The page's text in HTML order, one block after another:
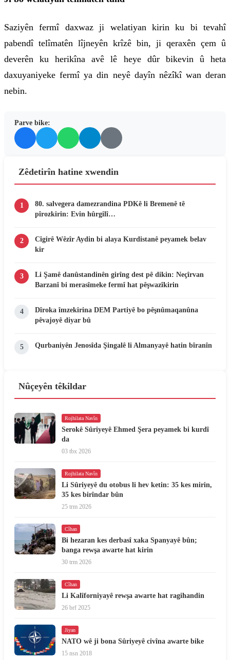
Saziyên fermî daxwaz ji welatiyan kirin ku bi tevahî
pabendî telîmatên lîjneyên krîzê bin, ji qeraxên çem û
deverên ku herikîna avê lê heye dûr bikevin û heta
daxuyaniyeke fermî ya din neyê dayîn nêzîkî wan deran
nebin.
Parve bike:
Zêdetirîn hatine xwendin
1
80. salvegera damezrandina PDKê li Bremenê tê
pîrozkirin: Evin hûrgilî…
2
Cîgirê Wêzîr Aydin bi alaya Kurdistanê peyamek belav
kir
3
Li Şamê danûstandinên girîng dest pê dikin: Neçîrvan
Barzanî bi merasîmeke fermî hat pêşwazîkirin
4
Dîroka îmzekirina DEM Partiyê bo pêşnûmaqanûna
pêvajoyê diyar bû
5 Qurbaniyên Jenosîda Şingalê li Almanyayê hatin bîranîn
Nûçeyên têkildar
Rojhilata Navîn
Serokê Sûriyeyê Ehmed Şera peyamek bi kurdî
da
03 tbx 2026
Rojhilata Navîn
Li Sûriyeyê du otobus li hev ketin: 35 kes mirin,
35 kes birîndar bûn
25 trm 2026
Cîhan
Bi hezaran kes derbasî xaka Spanyayê bûn;
banga rewşa awarte hat kirin
30 trm 2026
Cîhan
Li Kalîforniyayê rewşa awarte hat ragihandin
26 brf 2025
Jiyan
NATO wê ji bona Sûriyeyê civîna awarte bike
15 nsn 2018